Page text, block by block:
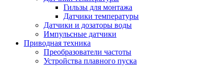
Гильзы для монтажа
Датчики температуры
Датчики и дозаторы воды
Импульсные датчики
Приводная техника
Преобразователи частоты
Устройства плавного пуска